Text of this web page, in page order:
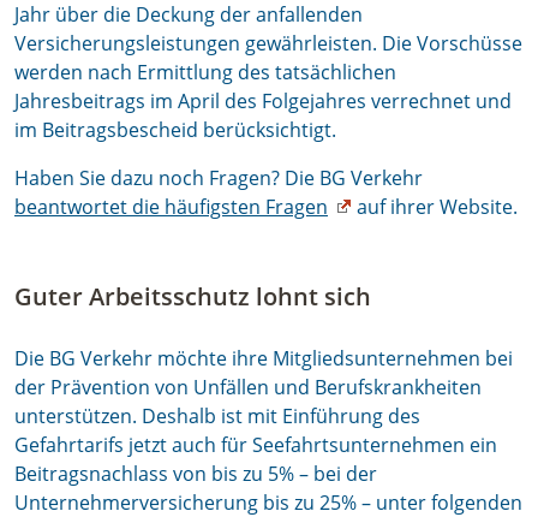
Jahr über die Deckung der anfallenden
Versicherungsleistungen gewährleisten. Die Vorschüsse
werden nach Ermittlung des tatsächlichen
Jahresbeitrags im April des Folgejahres verrechnet und
im Beitragsbescheid berücksichtigt.
Haben Sie dazu noch Fragen? Die BG Verkehr
beantwortet die häufigsten Fragen
auf ihrer Website.
Guter Arbeitsschutz lohnt sich
Die BG Verkehr möchte ihre Mitgliedsunternehmen bei
der Prävention von Unfällen und Berufskrankheiten
unterstützen. Deshalb ist mit Einführung des
Gefahrtarifs jetzt auch für Seefahrtsunternehmen ein
Beitragsnachlass von bis zu 5% – bei der
Unternehmerversicherung bis zu 25% – unter folgenden